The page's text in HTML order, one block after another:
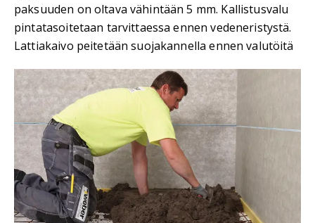
paksuuden on oltava vähintään 5 mm. Kallistusvalu
pintatasoitetaan tarvittaessa ennen vedeneristystä.
Lattiakaivo peitetään suojakannella ennen valutöitä